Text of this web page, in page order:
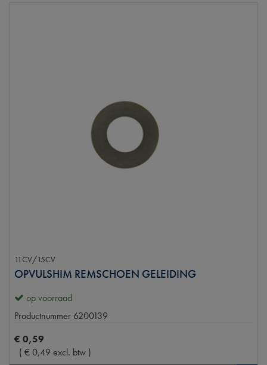
11CV/15CV
OPVULSHIM REMSCHOEN GELEIDING
op voorraad
Productnummer 6200139
€ 0,59
( €0,49 excl. btw )